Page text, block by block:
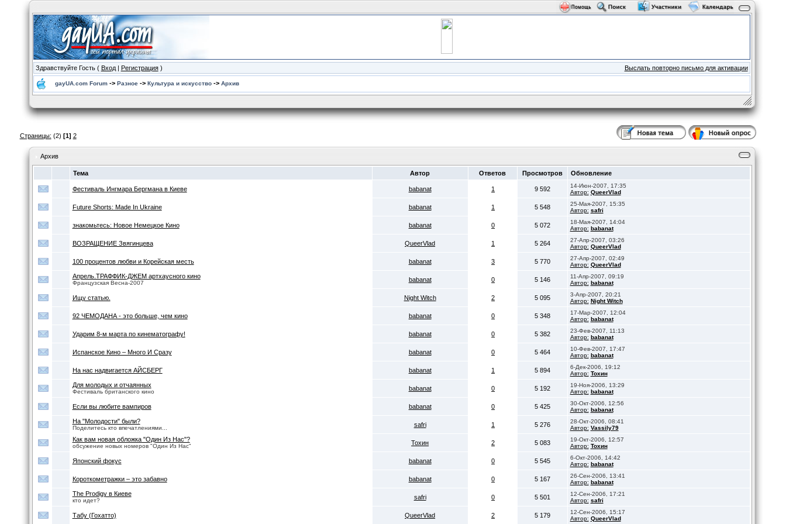
Здравствуйте Гость ( Вход| Регистрация) Выслать повторно письмо для активации
gayUA.com Forum-> Разное-> Культура и искусство-> Архив
Страницы: (2) [1] 2
Архив
Тема Автор Ответов Просмотров Обновление
Фестиваль Ингмара Бергмана в Киеве babanat 1 9 592
14-Июн-2007, 17:35
Автор: QueerVlad
Future Shorts: Made In Ukraine babanat 1 5 548
25-Мая-2007, 15:35
Автор: safri
знакомьтесь: Новое Немецкое Кино babanat 0 5 072
18-Мая-2007, 14:04
Автор: babanat
ВОЗРАЩЕНИЕ Звягинцева QueerVlad 1 5 264
27-Апр-2007, 03:26
Автор: QueerVlad
100 процентов любви и Корейская месть babanat 3 5 770
27-Апр-2007, 02:49
Автор: QueerVlad
Апрель.ТРАФФИК-ДЖЕМ артхаусного кино
Французская Весна-2007 babanat 0 5 146
11-Апр-2007, 09:19
Автор: babanat
Ищу статью. Night Witch 2 5 095
3-Апр-2007, 20:21
Автор: Night Witch
92 ЧЕМОДАНА - это больше, чем кино babanat 0 5 348
17-Мар-2007, 12:04
Автор: babanat
Ударим 8-м марта по кинематографу! babanat 0 5 382
23-Фев-2007, 11:13
Автор: babanat
Испанское Кино – Много И Сразу babanat 0 5 464
10-Фев-2007, 17:47
Автор: babanat
На нас надвигается АЙСБЕРГ babanat 1 5 894
6-Дек-2006, 19:12
Автор: Тохин
Для молодых и отчаянных
Фестиваль британского кино babanat 0 5 192
19-Ноя-2006, 13:29
Автор: babanat
Если вы любите вампиров babanat 0 5 425
30-Окт-2006, 12:56
Автор: babanat
На "Молодости" были?
Поделитесь кто впечатлениями... safri 1 5 276
28-Окт-2006, 08:41
Автор: Vassily79
Как вам новая обложка "Один Из Нас"?
обсужение новых номеров "Один Из Нас" Тохин 2 5 083
19-Окт-2006, 12:57
Автор: Тохин
Японский фокус babanat 0 5 545
6-Окт-2006, 14:42
Автор: babanat
Короткометражки – это забавно babanat 0 5 167
26-Сен-2006, 13:41
Автор: babanat
The Prodigy в Киеве
кто идет? safri 0 5 501
12-Сен-2006, 17:21
Автор: safri
Табу (Гохатто) QueerVlad 2 5 179
12-Сен-2006, 15:17
Автор: QueerVlad